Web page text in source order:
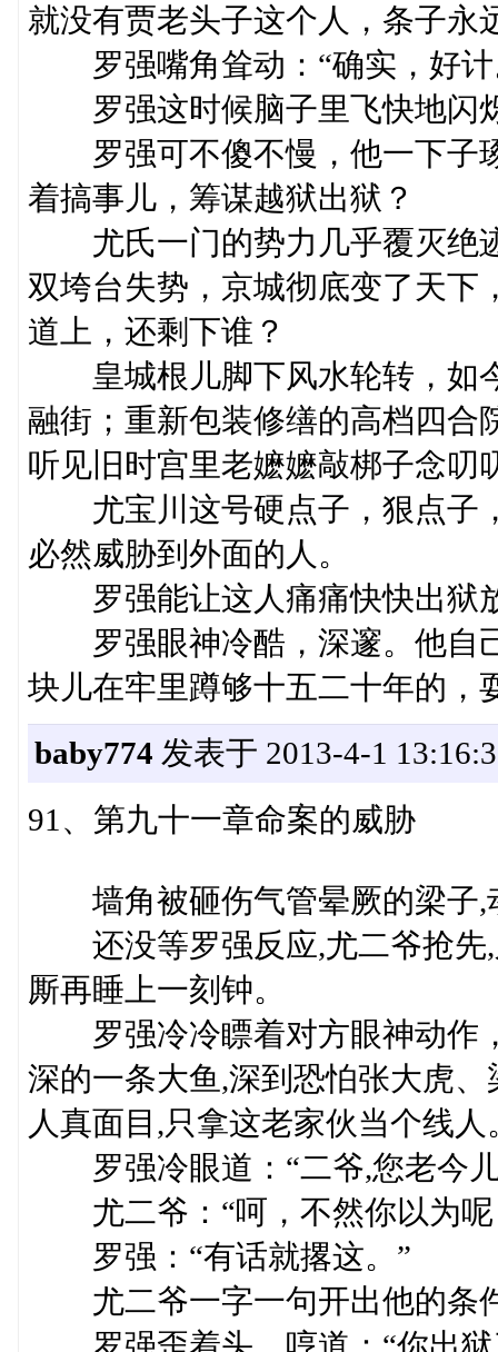
就没有贾老头子这个人，条子永
罗强嘴角耸动：“确实，好计
罗强这时候脑子里飞快地闪
罗强可不傻不慢，他一下子
着搞事儿，筹谋越狱出狱？
尤氏一门的势力几乎覆灭绝
双垮台失势，京城彻底变了天下
道上，还剩下谁？
皇城根儿脚下风水轮转，如
融街；重新包装修缮的高档四合
听见旧时宫里老嬷嬷敲梆子念
尤宝川这号硬点子，狠点子
必然威胁到外面的人。
罗强能让这人痛痛快快出狱
罗强眼神冷酷，深邃。他自
块儿在牢里蹲够十五二十年的，
baby774 发表于 2013-4-1
91、第九十一章命案的威胁
墙角被砸伤气管晕厥的梁子,
还没等罗强反应,尤二爷抢先,
厮再睡上一刻钟。
罗强冷冷瞟着对方眼神动作
深的一条大鱼,深到恐怕张大虎
人真面目,只拿这老家伙当个线人
罗强冷眼道：“二爷,您老今儿
尤二爷：“呵，不然你以为呢
罗强：“有话就撂这。”
尤二爷一字一句开出他的条